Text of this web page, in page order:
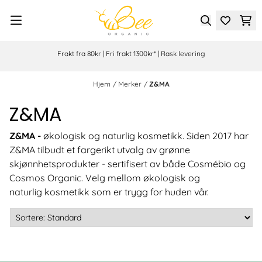
Frakt fra 80kr | Fri frakt 1300kr* | Rask levering
Hjem / Merker / Z&MA
Z&MA
Z&MA - økologisk og naturlig kosmetikk. Siden 2017 har
Z&MA tilbudt et fargerikt utvalg av grønne
skjønnhetsprodukter - sertifisert av både Cosmébio og
Cosmos Organic. Velg mellom økologisk og
naturlig kosmetikk som er trygg for huden vår.